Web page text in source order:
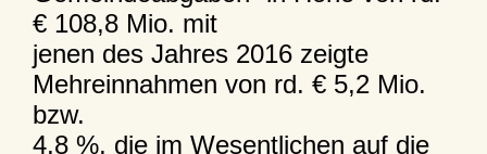
€ 108,8 Mio. mit
jenen des Jahres 2016 zeigte
Mehreinnahmen von rd. € 5,2 Mio.
bzw.
4,8 %, die im Wesentlichen auf die